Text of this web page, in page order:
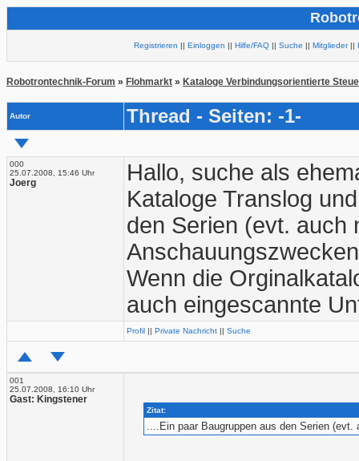
Registrieren || Einloggen || Hilfe/FAQ || Suche || Mitglieder||
Robotrontechnik-Forum » Flohmarkt » Kataloge Verbindungsorientierte
Autor Thread - Seiten: -1-
000
25.07.2008, 15:46 Uhr
Joerg
Hallo, suche als
Kataloge Translog
den Serien (evt. auch
Wenn die
auch eingescannte
Profil || Private Nachricht || Suche
001
25.07.2008, 16:10 Uhr
Gast: Kingstener
Zitat:
....Ein paar Baugruppen aus den Serien